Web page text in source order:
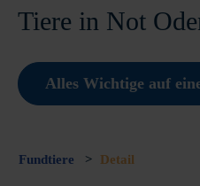
Tiere in Not
Alles Wichtige auf
Fundtiere > Detail